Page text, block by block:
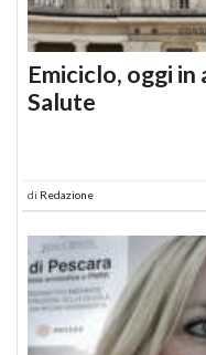
Emiciclo, oggi in
Salute
di Redazione